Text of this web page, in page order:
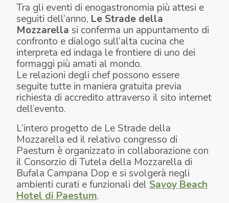
Tra gli eventi di enogastronomia più attesi e
seguiti dell’anno, Le Strade della
Mozzarella si conferma un appuntamento di
confronto e dialogo sull’alta cucina che
interpreta ed indaga le frontiere di uno dei
formaggi più amati al mondo.
Le relazioni degli chef possono essere
seguite tutte in maniera gratuita previa
richiesta di accredito attraverso il sito internet
dell’evento.
L’intero progetto de Le Strade della
Mozzarella ed il relativo congresso di
Paestum è organizzato in collaborazione con
il Consorzio di Tutela della Mozzarella di
Bufala Campana Dop e si svolgerà negli
ambienti curati e funzionali del Savoy Beach
Hotel di Paestum.